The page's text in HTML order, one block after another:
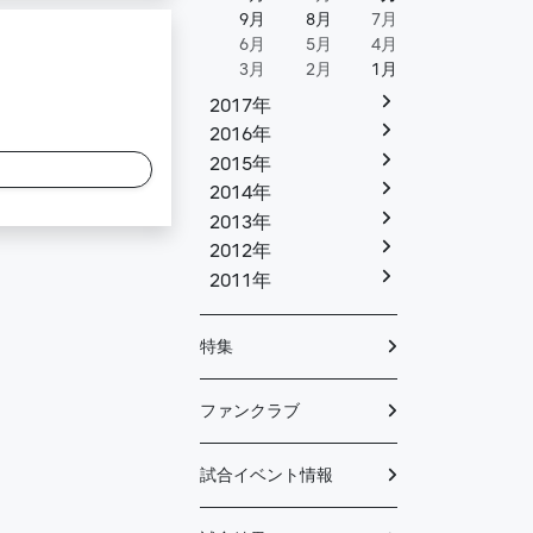
9月
8月
7月
6月
5月
4月
3月
2月 1月
2017年
2016年
2015年
2014年
2013年
2012年
2011年
特集
ファンクラブ
試合イベント情報